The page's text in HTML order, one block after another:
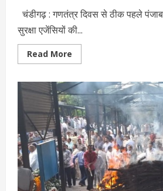
चंडीगढ़ : गणतंत्र दिवस से ठीक पहले
सुरक्षा एजेंसियों की...
Read More
more
दिवस
से
पहले
पंजाब
में
रेलवे
ट्रैक
पर
धमाका,
सरहिंद
में
मचा
हड़कंप